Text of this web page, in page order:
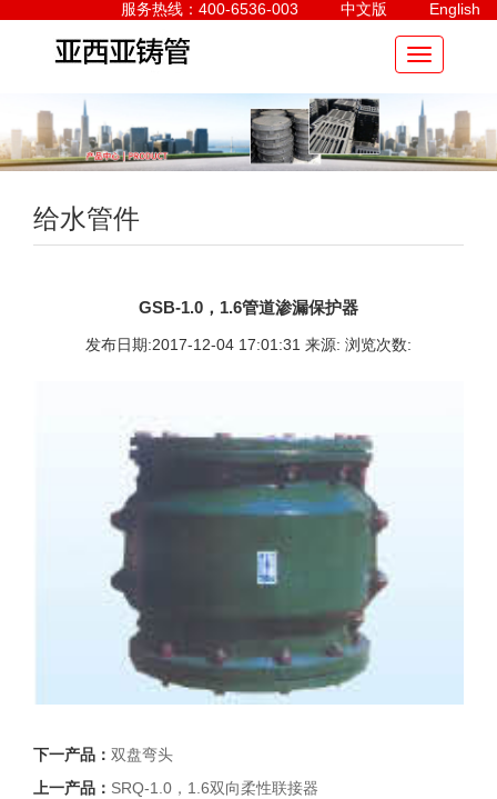
服务热线：400-6536-003 中文版 English
给水管件
GSB-1.0，1.6管道渗漏保护器
发布日期:2017-12-04 17:01:31 来源: 浏览次数:
下一产品： 双盘弯头
上一产品： SRQ-1.0，1.6双向柔性联接器